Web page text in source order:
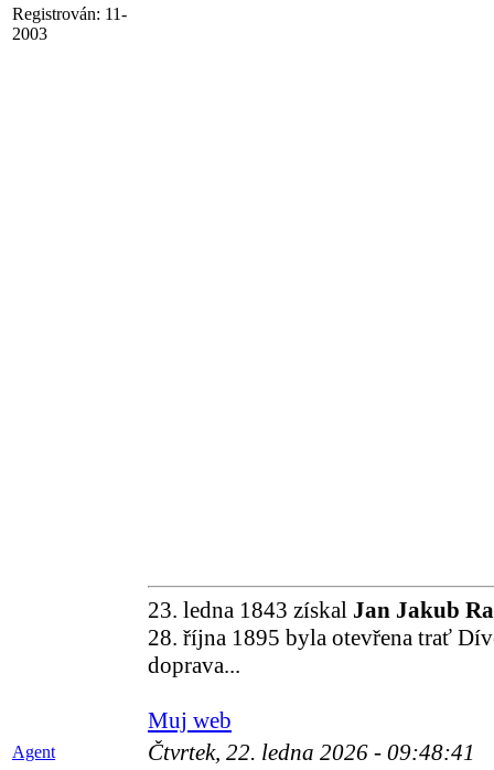
Registrován: 11-
2003
23. ledna 1843 získal Jan Jakub
28. října 1895 byla otevřena trať
doprava...
Muj web
Agent Čtvrtek, 22. ledna 2026 - 09:48:41